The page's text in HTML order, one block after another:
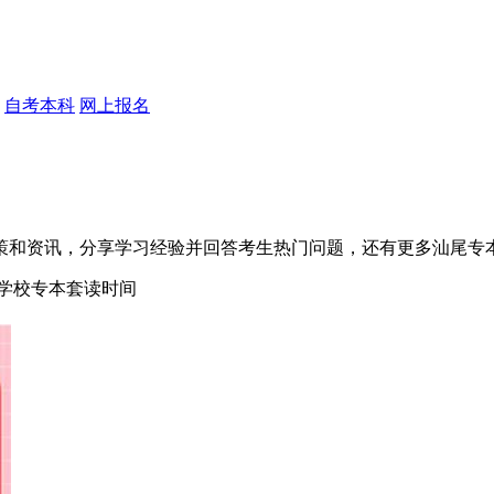
自考本科 网上报名
资讯，分享学习经验并回答考生热门问题，还有更多汕尾
校专本套读时间